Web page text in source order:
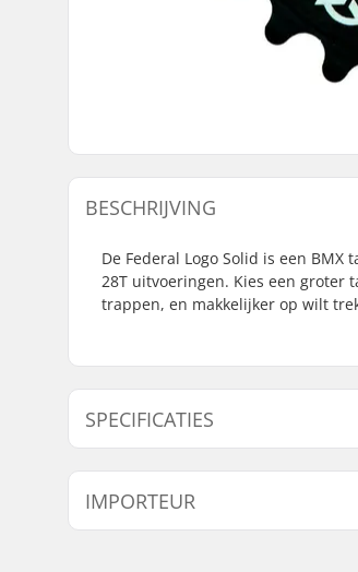
BESCHRIJVING
De Federal Logo Solid is een
28T uitvoeringen. Kies een
trappen, en makkelijker op wilt
SPECIFICATIES
Aantal tanden:
Tandwiel installatie:
IMPORTEUR